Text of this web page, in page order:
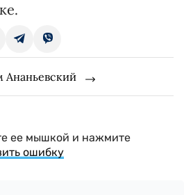
Ананьевский
ее мышкой и нажмите
ошибку